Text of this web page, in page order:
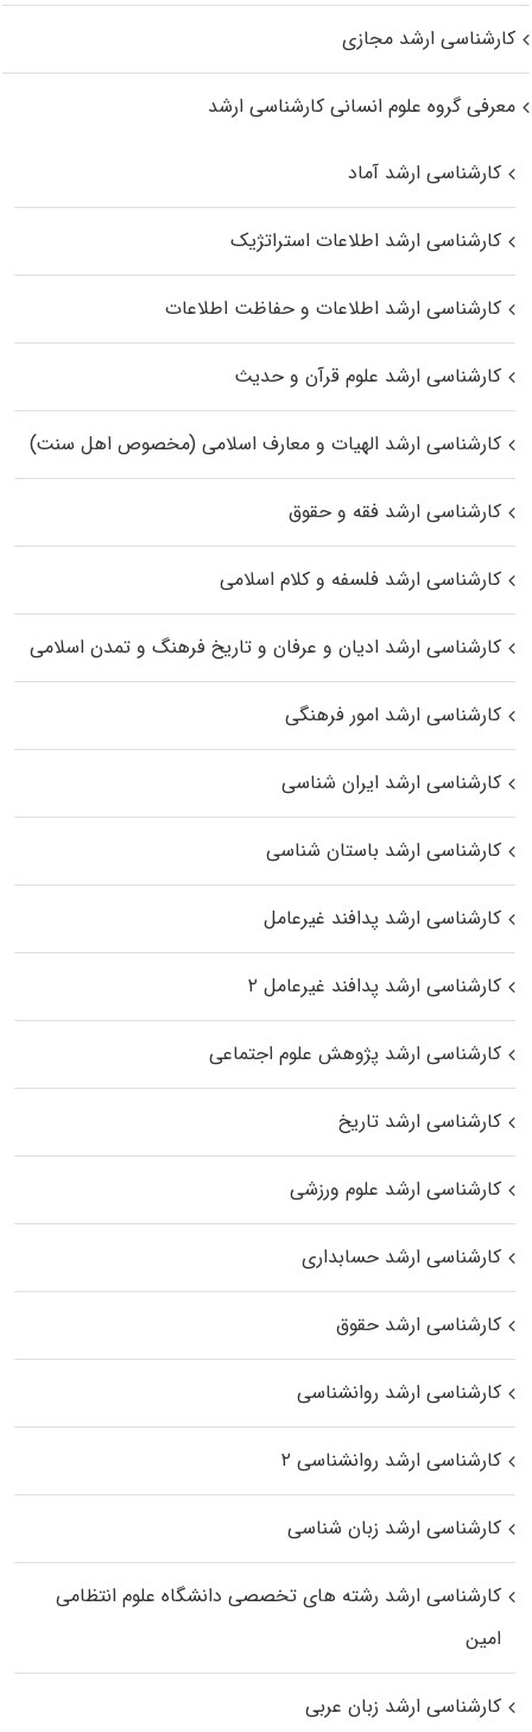
کارشناسی ارشد مجازی
معرفی گروه علوم انسانی کارشناسی ارشد
کارشناسی ارشد آماد
کارشناسی ارشد اطلاعات استراتژیک
کارشناسی ارشد اطلاعات و حفاظت اطلاعات
کارشناسی ارشد علوم قرآن و حدیث
کارشناسی ارشد الهیات و معارف اسلامی (مخصوص اهل سنت)
کارشناسی ارشد فقه و حقوق
کارشناسی ارشد فلسفه و کلام اسلامی
کارشناسی ارشد ادیان و عرفان و تاریخ فرهنگ و تمدن اسلامی
کارشناسی ارشد امور فرهنگی
کارشناسی ارشد ایران شناسی
کارشناسی ارشد باستان شناسی
کارشناسی ارشد پدافند غیرعامل
کارشناسی ارشد پدافند غیرعامل ۲
کارشناسی ارشد پژوهش علوم اجتماعی
کارشناسی ارشد تاریخ
کارشناسی ارشد علوم ورزشی
کارشناسی ارشد حسابداری
کارشناسی ارشد حقوق
کارشناسی ارشد روانشناسی
کارشناسی ارشد روانشناسی ۲
کارشناسی ارشد زبان شناسی
کارشناسی ارشد رﺷﺘﻪ ﻫﺎی تخصصی داﻧﺸﮕﺎه ﻋﻠﻮم انتظامی
اﻣﻴﻦ
کارشناسی ارشد زبان عربی